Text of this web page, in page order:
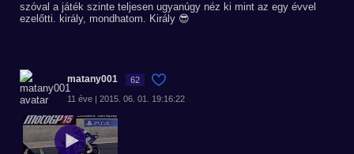
szóval a játék szinte teljesen ugyanúgy néz ki mint az egy évvel
ezelőtti. király, mondhatom. Király 😎
matany001 62
11 éve | 2015. 06. 01. 19:16:22